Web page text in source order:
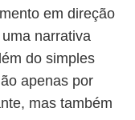
em direção
narrativa
do simples
apenas por
mas também